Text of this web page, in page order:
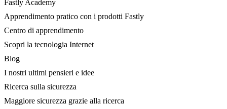
Fastly Academy
Apprendimento pratico con i prodotti Fastly
Centro di apprendimento
Scopri la tecnologia Internet
Blog
I nostri ultimi pensieri e idee
Ricerca sulla sicurezza
Maggiore sicurezza grazie alla ricerca